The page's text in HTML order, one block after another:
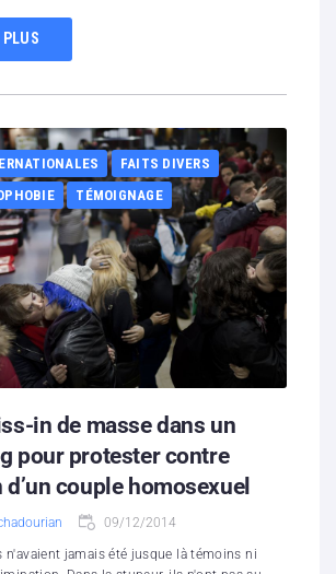
PLUS
FAITS DIVERS
TÉMOIGNAGE
in de masse dans un
pour protester contre
d’un couple homosexuel
09/12/2014
n'avaient jamais été jusque là témoins ni